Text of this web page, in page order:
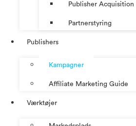
Publisher Acquisition
Partnerstyring
Publishers
Kampagner
Affiliate Marketing Guide
Værktøjer